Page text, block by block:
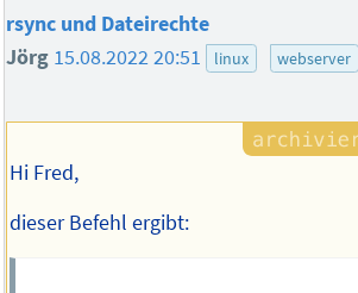
rsync und Dateirechte
Jörg 15.08.2022 20:51 linux webserver
Hi Fred,
dieser Befehl ergibt: